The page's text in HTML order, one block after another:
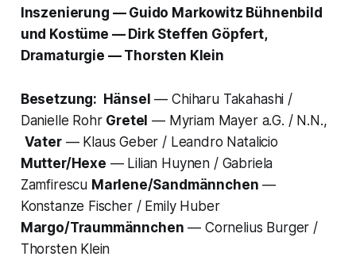
Inszenierung — Guido Markowitz Bühnenbild
und Kostüme — Dirk Steffen Göpfert,
Dramaturgie — Thorsten Klein
Besetzung: Hänsel — Chiharu Takahashi /
Danielle Rohr Gretel — Myriam Mayer a.G. / N.N.,
Vater— Klaus Geber / Leandro Natalicio
Mutter/Hexe — Lilian Huynen / Gabriela
Zamfirescu Marlene/Sandmännchen —
Konstanze Fischer / Emily Huber
Margo/Traummännchen — Cornelius Burger /
Thorsten Klein